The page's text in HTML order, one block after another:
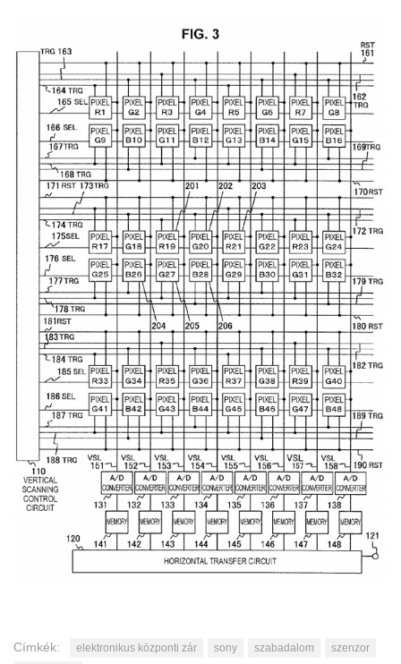
Címkék: elektronikus központi zár sony szabadalom
szenzor